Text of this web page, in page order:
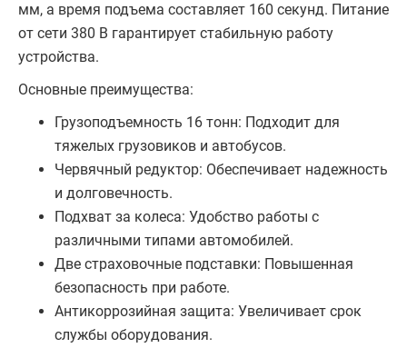
мм, а время подъема составляет 160 секунд. Питание
от сети 380 В гарантирует стабильную работу
устройства.
Основные преимущества:
Грузоподъемность 16 тонн: Подходит для
тяжелых грузовиков и автобусов.
Червячный редуктор: Обеспечивает надежность
и долговечность.
Подхват за колеса: Удобство работы с
различными типами автомобилей.
Две страховочные подставки: Повышенная
безопасность при работе.
Антикоррозийная защита: Увеличивает срок
службы оборудования.